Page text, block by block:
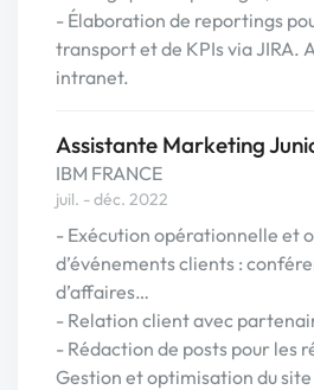
- Élaboration de reportings
transport et de KPIs via JIRA.
intranet.
Assistante Marketing
IBM FRANCE
juil. - déc. 2022
- Exécution opérationnelle et
d’événements clients :
d’affaires…
- Relation client avec
- Rédaction de posts pour les
Gestion et optimisation du